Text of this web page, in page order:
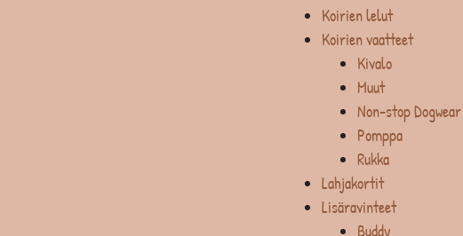
Koirien lelut
Koirien vaatteet
Kivalo
Muut
Non-stop Dogwear
Pomppa
Rukka
Lahjakortit
Lisäravinteet
Buddy